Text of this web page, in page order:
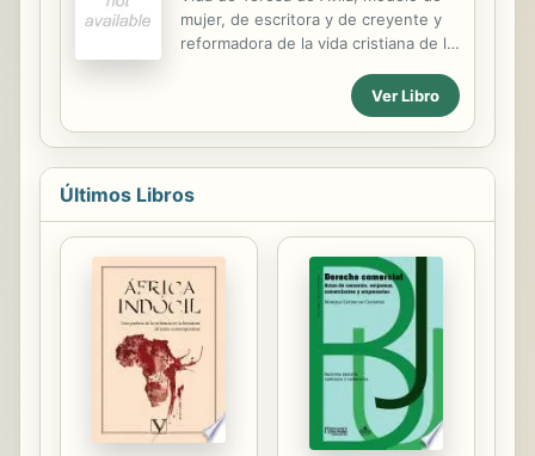
treinta y tres años, después de una
vida llena de éxitos y de aventuras.
con el que ganó la guerra contra los
moriscos en Granada; más tarde fue
Generalísimo de la Liga...
mujer, de escritora y de creyente y
reformadora de la vida cristiana de la
Ver Libro
Últimos Libros